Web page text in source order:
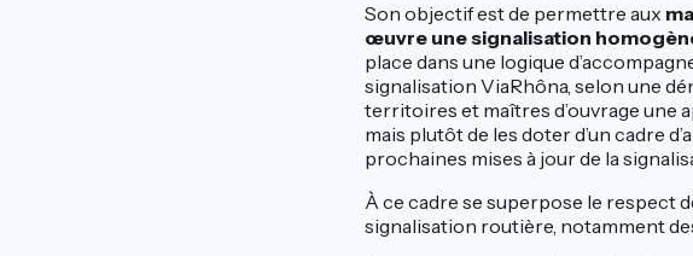
Son objectif est de permettre aux
œuvre une signalisation
place dans une logique
signalisation ViaRhôna, selon une
territoires et maîtres d’ouvrage une
mais plutôt de les doter d’un cadre
prochaines mises à jour de la
À ce cadre se superpose le respect
signalisation routière, notamment